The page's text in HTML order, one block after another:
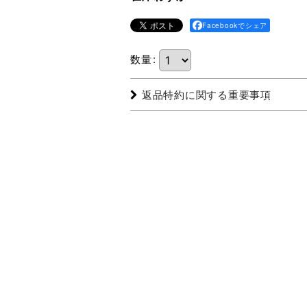
Facebookでシェア
数量:
返品特約に関する重要事項